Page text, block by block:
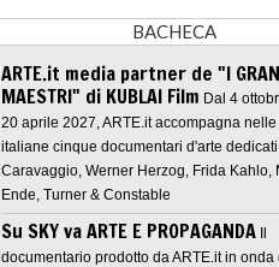
BACHECA
ARTE.it media partner de "I
MAESTRI" di KUBLAI Film Dal 4
20 aprile 2027, ARTE.it accompagna nelle
italiane cinque documentari d'arte
Caravaggio, Werner Herzog, Frida Kahlo,
Ende, Turner & Constable
Su SKY va ARTE E PROPAGANDA Il
documentario prodotto da ARTE.it in onda